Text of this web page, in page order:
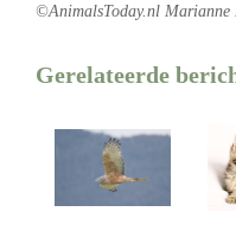
©AnimalsToday.nl Marianne
Gerelateerde